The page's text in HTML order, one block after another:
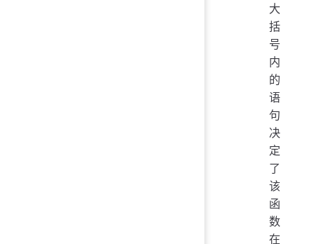
大
括
号
内
的
语
句
决
定
了
该
函
数
在